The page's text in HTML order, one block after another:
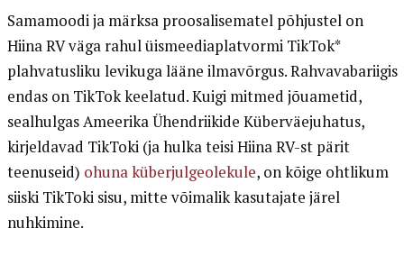
Samamoodi ja märksa proosalisematel põhjustel on
Hiina RV väga rahul üismeediaplatvormi TikTok*
plahvatusliku levikuga lääne ilmavõrgus. Rahvavabariigis
endas on TikTok keelatud. Kuigi mitmed jõuametid,
sealhulgas Ameerika Ühendriikide Küberväejuhatus,
kirjeldavad TikToki (ja hulka teisi Hiina RV-st pärit
teenuseid) ohuna küberjulgeolekule, on kõige ohtlikum
siiski TikToki sisu, mitte võimalik kasutajate järel
nuhkimine.